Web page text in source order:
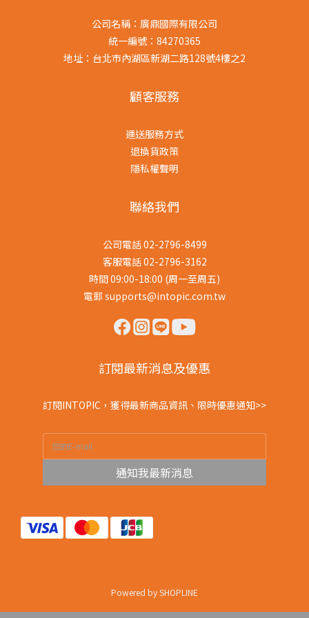
公司名稱：廣鼎國際有限公司
統一編號：84270365
地址：台北市內湖區新湖二路128號4樓之2
顧客服務
運送服務方式
退換貨政策
隱私權聲明
聯絡我們
公司電話 02-2796-8499
客服電話 02-2796-3162
時間 09:00-18:00 (周一至周五)
電郵 supports@intopic.com.tw
訂閱最新消息及優惠
訂閱INTOPIC，獲得最新商品資訊、限時優惠通知>>
通知我最新消息
Powered by SHOPLINE